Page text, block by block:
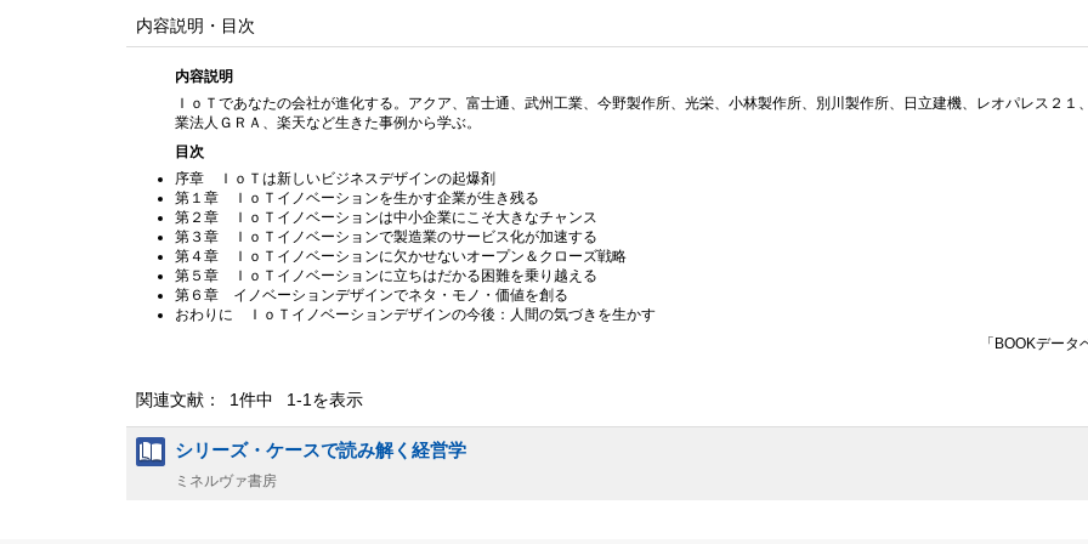
内容説明・目次
内容説明
ＩｏＴであなたの会社が進化する。アクア、富士通、武州工業、今野製作所、光栄、小林製作所、別川製作所、日立建機、レオパレス２１
業法人ＧＲＡ、楽天など生きた事例から学ぶ。
目次
序章 ＩｏＴは新しいビジネスデザインの起爆剤
第１章 ＩｏＴイノベーションを生かす企業が生き残る
第２章 ＩｏＴイノベーションは中小企業にこそ大きなチャンス
第３章 ＩｏＴイノベーションで製造業のサービス化が加速する
第４章 ＩｏＴイノベーションに欠かせないオープン＆クローズ戦略
第５章 ＩｏＴイノベーションに立ちはだかる困難を乗り越える
第６章 イノベーションデザインでネタ・モノ・価値を創る
おわりに ＩｏＴイノベーションデザインの今後：人間の気づきを生かす
「BOOKデータ
関連文献： 1件中 1-1を表示
シリーズ・ケースで読み解く経営学
ミネルヴァ書房